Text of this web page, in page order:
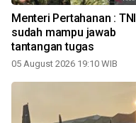
Menteri Pertahanan : TNI
sudah mampu jawab
tantangan tugas
05 August 2026 19:10 WIB